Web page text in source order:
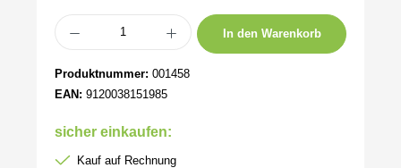
Produkt Anzahl: Gib den gewünschten Wert ein oder benutze die Schaltflächen
In den Warenkorb
Produktnummer: 001458
EAN: 9120038151985
sicher einkaufen:
Kauf auf Rechnung